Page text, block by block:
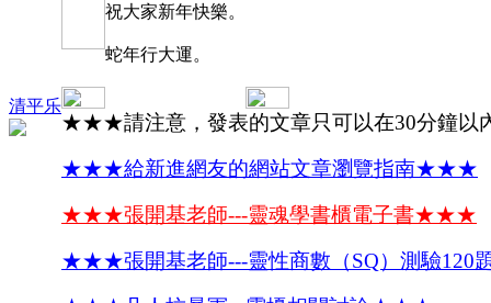
清平乐
祝大家新年快樂。
蛇年行大運。
★★★請注意，發表的文章只可以在30分鐘
★★★給新進網友的網站文章瀏覽指南★★★
★★★張開基老師---靈魂學書櫃電子書★★★
★★★張開基老師---靈性商數（SQ）測驗